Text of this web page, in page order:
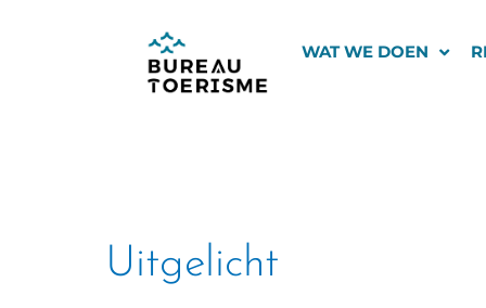
WAT WE DOEN
Uitgelicht